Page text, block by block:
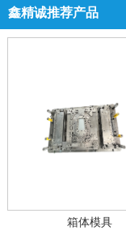
鑫精诚推荐产品
箱体模具